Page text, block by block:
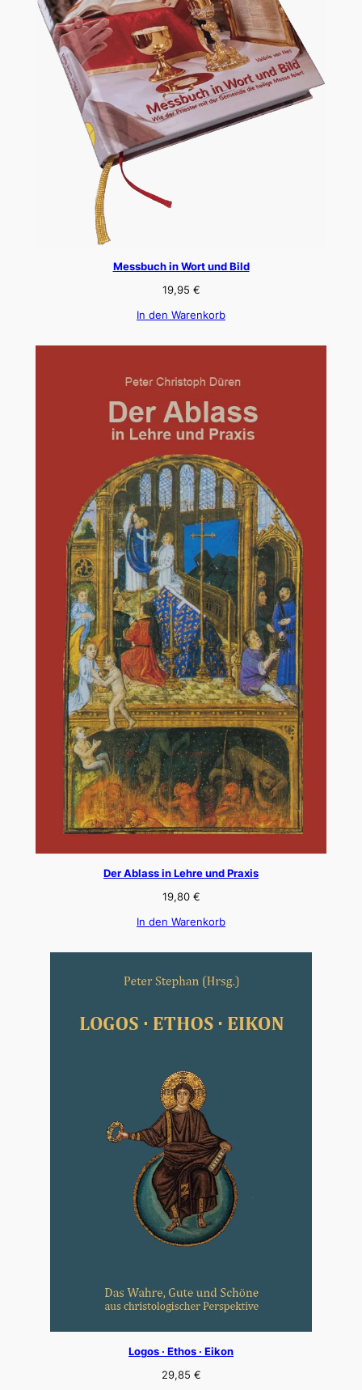
Messbuch in Wort und Bild
19,95 €
In den Warenkorb
Der Ablass in Lehre und Praxis
19,80 €
In den Warenkorb
Logos · Ethos · Eikon
29,85 €